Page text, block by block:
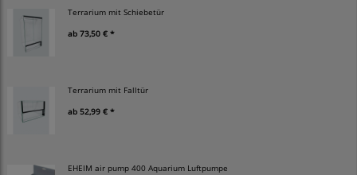
Terrarium mit Schiebetür
ab 73,50 € *
Terrarium mit Falltür
ab 52,99 € *
EHEIM air pump 400 Aquarium Luftpumpe